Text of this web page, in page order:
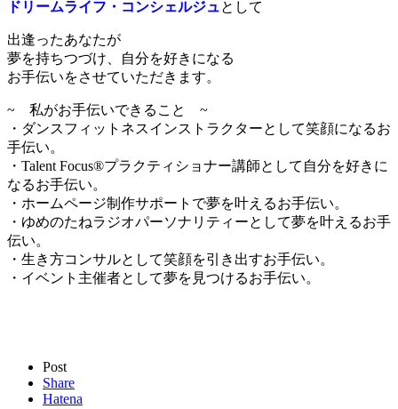
ドリームライフ・コンシェルジュとして
出逢ったあなたが
夢を持ちつづけ、自分を好きになる
お手伝いをさせていただきます。
~ 私がお手伝いできること ~
・ダンスフィットネスインストラクターとして笑顔になるお
手伝い。
・Talent Focus®︎プラクティショナー講師として自分を好きに
なるお手伝い。
・ホームページ制作サポートで夢を叶えるお手伝い。
・ゆめのたねラジオパーソナリティーとして夢を叶えるお手
伝い。
・生き方コンサルとして笑顔を引き出すお手伝い。
・イベント主催者として夢を見つけるお手伝い。
Post
Share
Hatena